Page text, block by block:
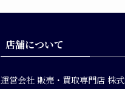
店舗について
運営会社 販売・買取専門店 株